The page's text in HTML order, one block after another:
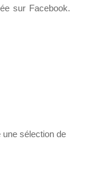
sur Facebook.
sélection de